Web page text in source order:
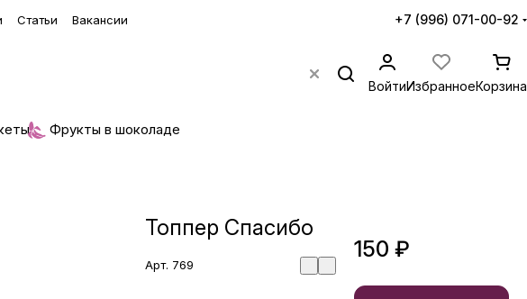
Статьи Вакансии +7 (996) 071-00-92
ВойтиИзбранноеКорзина
Фрукты в шоколаде
Топпер Спасибо
Арт. 769
150 ₽